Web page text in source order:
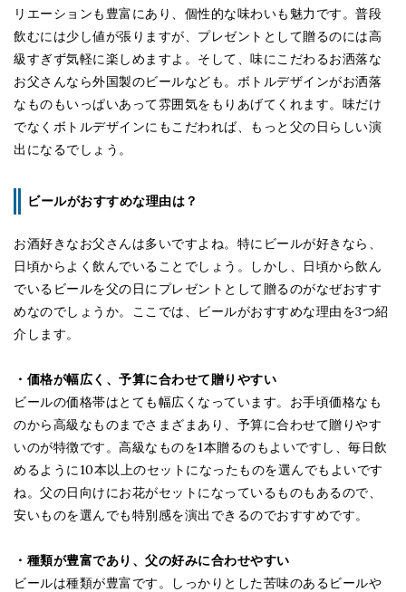
リエーションも豊富にあり、個性的な味わいも魅力です。普段
飲むには少し値が張りますが、プレゼントとして贈るのには高
級すぎず気軽に楽しめますよ。そして、味にこだわるお洒落な
お父さんなら外国製のビールなども。ボトルデザインがお洒落
なものもいっぱいあって雰囲気をもりあげてくれます。味だけ
でなくボトルデザインにもこだわれば、もっと父の日らしい演
出になるでしょう。
ビールがおすすめな理由は？
お酒好きなお父さんは多いですよね。特にビールが好きなら、
日頃からよく飲んでいることでしょう。しかし、日頃から飲ん
でいるビールを父の日にプレゼントとして贈るのがなぜおすす
めなのでしょうか。ここでは、ビールがおすすめな理由を3つ紹
介します。
・価格が幅広く、予算に合わせて贈りやすい
ビールの価格帯はとても幅広くなっています。お手頃価格なも
のから高級なものまでさまざまあり、予算に合わせて贈りやす
いのが特徴です。高級なものを1本贈るのもよいですし、毎日飲
めるように10本以上のセットになったものを選んでもよいです
ね。父の日向けにお花がセットになっているものもあるので、
安いものを選んでも特別感を演出できるのでおすすめです。
・種類が豊富であり、父の好みに合わせやすい
ビールは種類が豊富です。しっかりとした苦味のあるビールや